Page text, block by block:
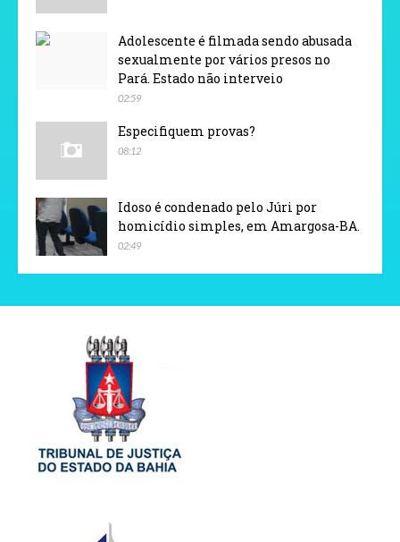
Adolescente é filmada sendo abusada
sexualmente por vários presos no
Pará. Estado não interveio
02:59
Especifiquem provas?
08:12
Idoso é condenado pelo Júri por
homicídio simples, em Amargosa-BA.
02:49